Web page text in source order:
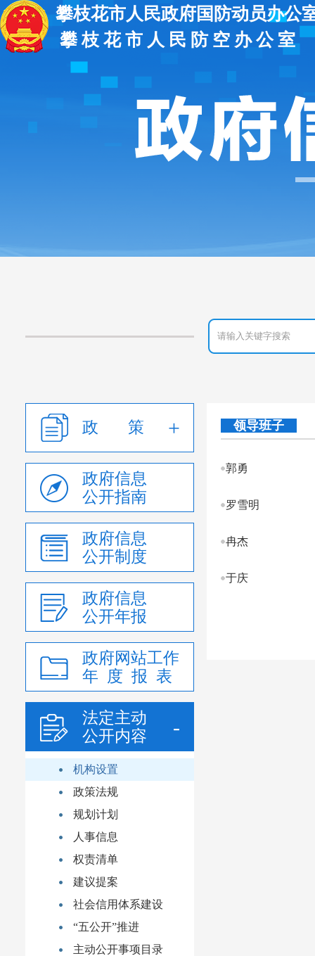
攀枝花市人民政府国防动员办公
攀 枝 花 市 人 民 防 空 办 公 室
政 策
政府信息
公开指南
政府信息
公开制度
政府信息
公开年报
政府网站工作
年 度 报 表
法定主动
公开内容
机构设置
政策法规
规划计划
人事信息
权责清单
建议提案
社会信用体系建设
“五公开”推进
主动公开事项目录
领导班子
郭勇
罗雪明
冉杰
于庆